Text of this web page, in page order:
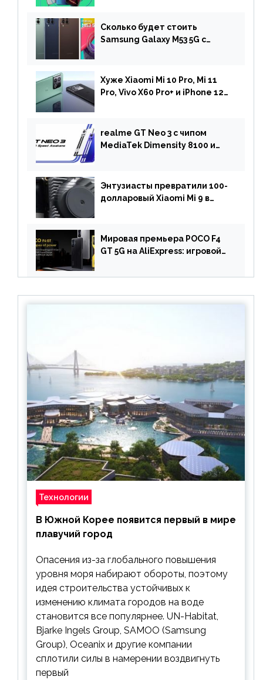
Сколько будет стоить
Samsung Galaxy M53 5G с
Хуже Xiaomi Mi 10 Pro, Mi 11
Pro, Vivo X60 Pro+ и iPhone 12
OnePlus 10 Pro
realme GT Neo 3 с чипом
MediaTek Dimensity 8100 и
Энтузиасты превратили 100-
долларовый Xiaomi Mi 9 в
Мировая премьера POCO F4
GT 5G на AliExpress: игровой
Snapdragon 8 Gen 1 по
Технологии
В Южной Корее появится первый в мире
плавучий город
Опасения из-за глобального повышения
уровня моря набирают обороты, поэтому
идея строительства устойчивых к
изменению климата городов на воде
становится все популярнее. UN-Habitat,
Bjarke Ingels Group, SAMOO (Samsung
Group), Oceanix и другие компании
сплотили силы в намерении воздвигнуть
первый